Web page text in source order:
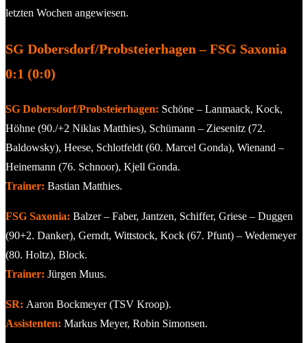
letzten Wochen angewiesen.
SG Dobersdorf/Probsteierhagen – FSG Saxonia
0:1 (0:0)
SG Dobersdorf/Probsteierhagen: Schöne – Lanmaack, Kock,
Höhne (90./+2 Niklas Matthies), Schümann – Ziesenitz (72.
Baldowsky), Heese, Schlotfeldt (60. Marcel Gonda), Wienand –
Heinemann (76. Schnoor), Kjell Gonda.
Trainer: Bastian Matthies.
FSG Saxonia: Balzer – Faber, Jantzen, Schiffer, Griese – Duggen
(90+2. Danker), Gerndt, Wittstock, Kock (67. Pfunt) – Wedemeyer
(80. Holtz), Block.
Trainer: Jürgen Muus.
SR: Aaron Bockmeyer (TSV Kroop).
Assistenten: Markus Meyer, Robin Simonsen.